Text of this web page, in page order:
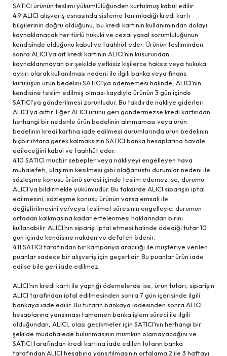
SATICI ürünün teslimi yükümlülüğünden kurtulmuş kabul edilir.
4.9 ALICI alışveriş esnasında sisteme tanımladığı kredi kartı
bilgilerinin doğru olduğunu, bu kredi kartının kullanımından dolayı
kaynaklanacak her türlü hukuki ve cezai yasal sorumluluğunun
kendisinde olduğunu kabul ve taahhüt eder. Ürünün tesliminden
sonra ALICI’ya ait kredi kartının ALICI’nın kusurundan
kaynaklanmayan bir şekilde yetkisiz kişilerce haksız veya hukuka
aykırı olarak kullanılması nedeni ile ilgili banka veya finans
kuruluşun ürün bedelini SATICI’ya ödememesi halinde, ALICI’nın
kendisine teslim edilmiş olması kaydıyla ürünün 3 gün içinde
SATICI’ya gönderilmesi zorunludur. Bu takdirde nakliye giderleri
ALICI’ya aittir. Eğer ALICI ürünü geri göndermezse kredi kartından
herhangi bir nedenle ürün bedelinin alınmaması veya ürün
bedelinin kredi kartına iade edilmesi durumlarında ürün bedelinin
hiçbir ihtara gerek kalmaksızın SATICI banka hesaplarına havale
edileceğini kabul ve taahhüt eder.
4.10 SATICI mücbir sebepler veya nakliyeyi engelleyen hava
muhalefeti, ulaşımın kesilmesi gibi olağanüstü durumlar nedeni ile
sözleşme konusu ürünü süresi içinde teslim edemez ise, durumu
ALICI’ya bildirmekle yükümlüdür. Bu takdirde ALICI siparişin iptal
edilmesini, sözleşme konusu ürünün varsa emsali ile
değiştirilmesini ve/veya teslimat süresinin engelleyici durumun
ortadan kalkmasına kadar ertelenmesi haklarından birini
kullanabilir. ALICI’nın siparişi iptal etmesi halinde ödediği tutar 10
gün içinde kendisine nakden ve defaten ödenir.
4.11 SATICI tarafından bir kampanya aracılığı ile müşteriye verilen
puanlar sadece bir alışveriş için geçerlidir. Bu puanlar ürün iade
edilse bile geri iade edilmez.
ALICI’nın kredi kartı ile yaptığı ödemelerde ise, ürün tutarı, siparişin
ALICI tarafından iptal edilmesinden sonra 7 gün içerisinde ilgili
bankaya iade edilir. Bu tutarın bankaya iadesinden sonra ALICI
hesaplarına yansıması tamamen banka işlem süreci ile ilgili
olduğundan, ALICI, olası gecikmeler için SATICI’nın herhangi bir
şekilde müdahalede bulunmasının mümkün olamayacağını ve
SATICI tarafından kredi kartına iade edilen tutarın banka
tarafından ALICI hesabına yansıtılmasının ortalama 2 ile 3 haftayı